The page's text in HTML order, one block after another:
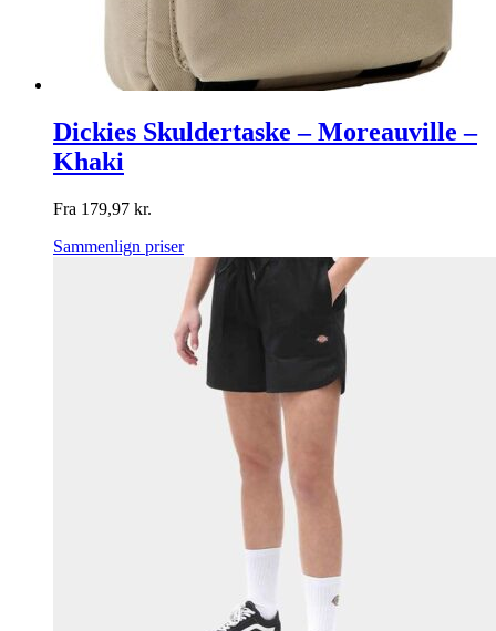
Dickies Skuldertaske – Moreauville –
Khaki
Fra 179,97 kr.
Sammenlign priser